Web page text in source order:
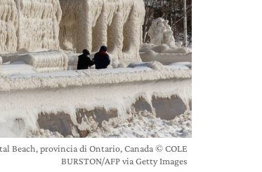
Beach, provincia di Ontario, Canada © COLE
BURSTON/AFP via Getty Images